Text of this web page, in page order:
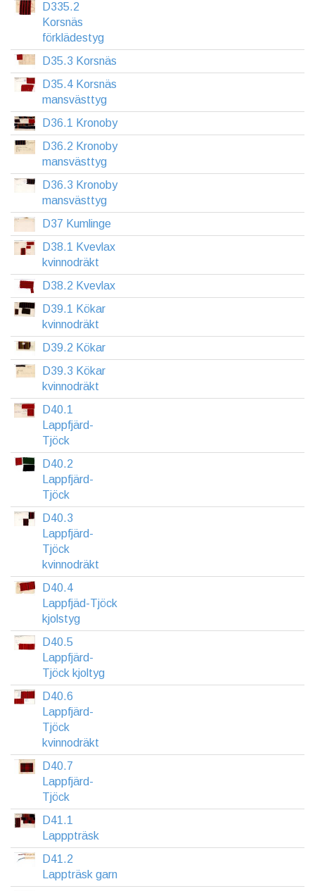
D335.2
Korsnäs
förklädestyg
D35.3 Korsnäs
D35.4 Korsnäs
mansvästtyg
D36.1 Kronoby
D36.2 Kronoby
mansvästtyg
D36.3 Kronoby
mansvästtyg
D37 Kumlinge
D38.1 Kvevlax
kvinnodräkt
D38.2 Kvevlax
D39.1 Kökar
kvinnodräkt
D39.2 Kökar
D39.3 Kökar
kvinnodräkt
D40.1
Lappfjärd-
Tjöck
D40.2
Lappfjärd-
Tjöck
D40.3
Lappfjärd-
Tjöck
kvinnodräkt
D40.4
Lappfjäd-Tjöck
kjolstyg
D40.5
Lappfjärd-
Tjöck kjoltyg
D40.6
Lappfjärd-
Tjöck
kvinnodräkt
D40.7
Lappfjärd-
Tjöck
D41.1
Lapppträsk
D41.2
Lappträsk garn